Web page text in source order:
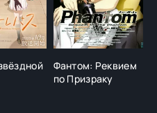
Фантом: Реквием
по Призраку